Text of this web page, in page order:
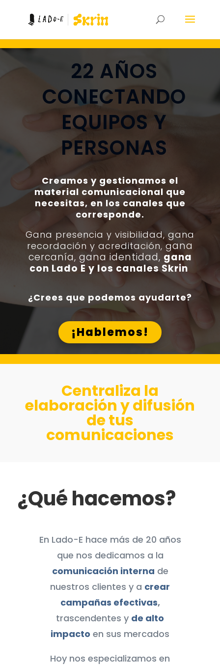
22 AÑOS
CONECTANDO
EQUIPOS Y
PERSONAS
Creamos y gestionamos el
material comunicacional que
necesitas, en los canales que
corresponde.
Gana presencia y visibilidad, gana
recordación y acreditación, gana
cercanía, gana identidad, gana
con Lado E y los canales Skrin
¿Crees que podemos ayudarte?
¡Hablemos!
Centraliza la
elaboración y difusión
de tus
comunicaciones
¿Qué hacemos?
En Lado-E hace más de 20 años
que nos dedicamos a la
comunicación interna de
nuestros clientes y a crear
campañas efectivas,
trascendentes y de alto
impacto en sus mercados
Hoy nos especializamos en